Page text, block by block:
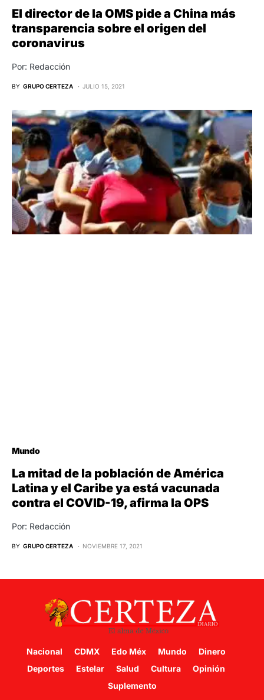
El director de la OMS pide a China más
transparencia sobre el origen del
coronavirus
Por: Redacción
BY GRUPO CERTEZA JULIO 15, 2021
Mundo
La mitad de la población de América
Latina y el Caribe ya está vacunada
contra el COVID-19, afirma la OPS
Por: Redacción
BY GRUPO CERTEZA NOVIEMBRE 17, 2021
Nacional CDMX Edo Méx Mundo
Dinero
Deportes
Estelar Salud Cultura
Opinión
Suplemento